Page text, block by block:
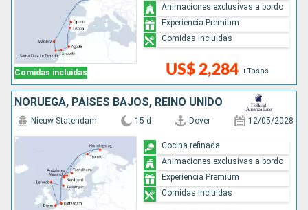
Comidas incluidas US$ 2,284 +Tasas
Animaciones exclusivas a bordo
Experiencia Premium
Comidas incluidas
NORUEGA, PAISES BAJOS, REINO UNIDO
Nieuw Statendam 15 d Dover 12/05/2028
Cocina refinada
Animaciones exclusivas a bordo
Experiencia Premium
Comidas incluidas